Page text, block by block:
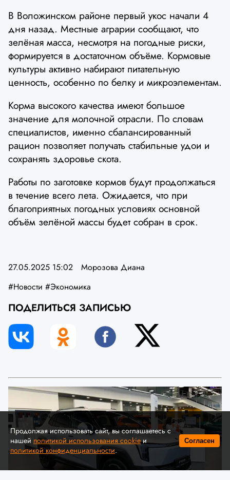
В Воложинском районе первый укос начали 4
дня назад. Местные аграрии сообщают, что
зелёная масса, несмотря на погодные риски,
формируется в достаточном объёме. Кормовые
культуры активно набирают питательную
ценность, особенно по белку и микроэлементам.
Корма высокого качества имеют большое
значение для молочной отрасли. По словам
специалистов, именно сбалансированный
рацион позволяет получать стабильные удои и
сохранять здоровье скота.
Работы по заготовке кормов будут продолжаться
в течение всего лета. Ожидается, что при
благоприятных погодных условиях основной
объём зелёной массы будет собран в срок.
27.05.2025 15:02
Морозова Диана
#Новости #Экономика
ПОДЕЛИТЬСЯ ЗАПИСЬЮ
Продолжая использовать сайт, вы соглашаетесь с
нашей политикой использования cookieи
политикой конфиденциальности.
Согласен